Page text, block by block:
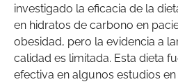
investigado la eficacia de la
en hidratos de carbono en
obesidad, pero la evidencia a
calidad es limitada. Esta dieta
efectiva en algunos estudios